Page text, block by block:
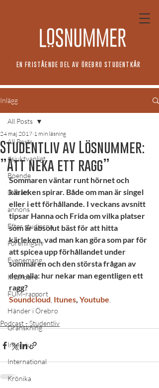
EN FRISTÅENDE DEL AV ÖREBRO STUDENTKÅR
Inlägg
All Posts
#sjuktvanligt
Boende
Debatt
annons
Efter studierna
Föreningsliv
Evenemang
Insändare
FUM-rapport
Händer i Örebro
Granskning
Intervju
International
Krönika
All Posts
Studentliv av Lösnummer:
”Att neka ett ragg”
24 maj 2017 1 min läsning
Sommaren väntar runt hörnet och
kärleken spirar. Både om man är singel
eller i ett förhållande. I veckans avsnitt
tipsar Hanna och Frida om vilka platser
som är absolut bäst för att hitta
kärleken, vad man kan göra som par för
att spicea upp förhållandet under
sommaren och den största frågan av
dem alla: hur nekar man egentligen ett
ragg?
Soundcloud, Itunes, Youtube.
Podcast - Studentliv